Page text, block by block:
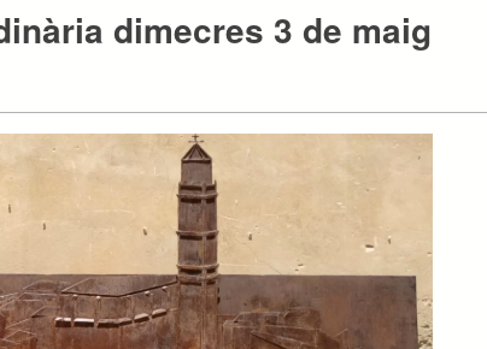
dimecres 3 de maig